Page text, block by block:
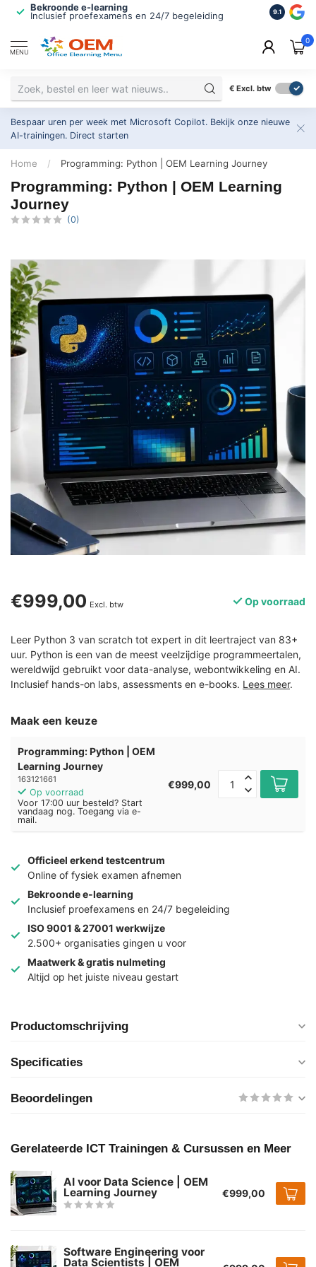
Bekroonde e-learning
Inclusief proefexamens en 24/7 begeleiding
ISO
2.500+
9.1
MENU
0
€ Excl. btw
Bespaar uren per week met Microsoft Copilot. Bekijk onze nieuwe
AI-trainingen. Direct starten
Home / Programming: Python | OEM Learning Journey
Programming: Python | OEM Learning
Journey
(0)
€999,00 Excl. btw Op voorraad
Leer Python 3 van scratch tot expert in dit leertraject van 83+
uur. Python is een van de meest veelzijdige programmeertalen,
wereldwijd gebruikt voor data-analyse, webontwikkeling en AI.
Inclusief hands-on labs, assessments en e-books. Lees meer.
Maak een keuze
Programming: Python | OEM
Learning Journey
163121661
Op voorraad
Voor 17:00 uur besteld? Start
vandaag nog. Toegang via e-
mail.
€999,00
Officieel erkend testcentrum
Online of fysiek examen afnemen
Bekroonde e-learning
Inclusief proefexamens en 24/7 begeleiding
ISO 9001 & 27001 werkwijze
2.500+ organisaties gingen u voor
Maatwerk & gratis nulmeting
Altijd op het juiste niveau gestart
Productomschrijving
Specificaties
Beoordelingen
Gerelateerde ICT Trainingen & Cursussen en Meer
AI voor Data Science | OEM
Learning Journey €999,00
Software Engineering voor
Data Scientists | OEM